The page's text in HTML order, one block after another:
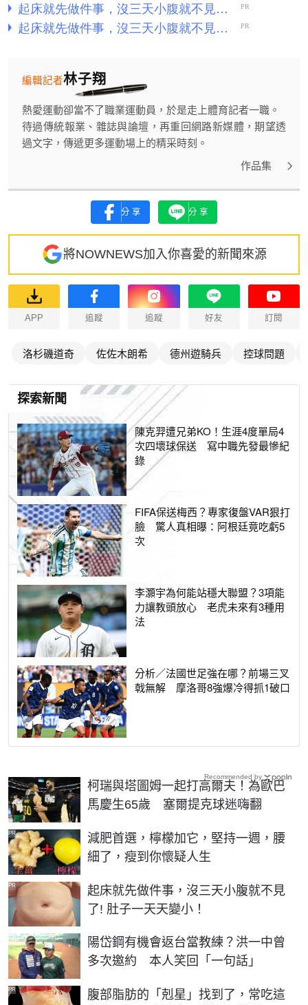
林子翔
編輯記者
熱愛運動卻當不了職業運動員，於是走上體育記者一職。
待過傳統報業、雜誌與論壇，再重回網路新媒體，期望透
過文字，傳遞更多運動場上的精采時刻。
作品集
分享 分享
將NOWNEWS加入你喜愛的新聞來源
APP 追蹤 追蹤 好友 訂閱
洛杉磯道奇 佐佐木朗希 德州遊騎兵 控球問題
探索新聞
陳克羿遭兄弟KO！生涯4度單局4
次四壞球保送 寫中職先發最慘紀
錄
FIFA保送梅西？專家復盤VAR狠打
臉 驚人真相曝：阿根廷竟吃虧5
次
李灝宇為何能站穩大聯盟？3項能
力讓教頭放心 老虎未來有3種用
法
分析／法國世足強在哪？前場三叉
戟無解 摩洛哥8強爆冷得抓1破口
柯瑞與塔圖姆一起打高爾夫！為歐巴
馬慶生65歲 塞爾提克球迷嗨翻
減肥首選，檸檬加它，堅持一週，腰
細了，瘦到你懷疑人生
PR
起床就先做件事，沒三天小腹就不見
了! 肚子一天天變小！
PR
陽岱鋼有機會返台當教練？洪一中曾
多次邀約 本人笑回「一句話」
腹部脂肪的「剋星」找到了，常吃這
PR
Recommended by